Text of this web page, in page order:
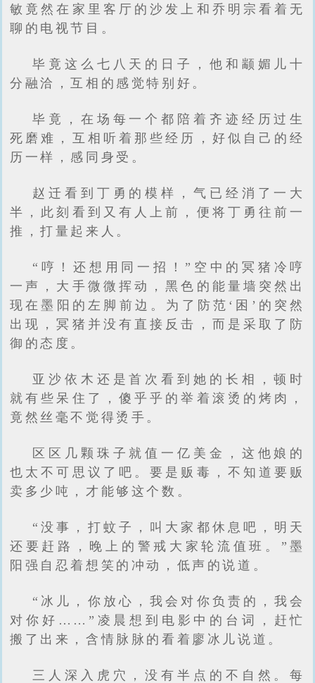
敏竟然在家里客厅的沙发上和乔明宗看着无
聊的电视节目。
毕竟这么七八天的日子，他和颛媚儿十
分融洽，互相的感觉特别好。
毕竟，在场每一个都陪着齐迹经历过生
死磨难，互相听着那些经历，好似自己的经
历一样，感同身受。
赵迁看到丁勇的模样，气已经消了一大
半，此刻看到又有人上前，便将丁勇往前一
推，打量起来人。
“哼！还想用同一招！”空中的冥猪冷哼
一声，大手微微挥动，黑色的能量墙突然出
现在墨阳的左脚前边。为了防范‘困’的突然
出现，冥猪并没有直接反击，而是采取了防
御的态度。
亚沙依木还是首次看到她的长相，顿时
就有些呆住了，傻乎乎的举着滚烫的烤肉，
竟然丝毫不觉得烫手。
区区几颗珠子就值一亿美金，这他娘的
也太不可思议了吧。要是贩毒，不知道要贩
卖多少吨，才能够这个数。
“没事，打蚊子，叫大家都休息吧，明天
还要赶路，晚上的警戒大家轮流值班。”墨
阳强自忍着想笑的冲动，低声的说道。
“冰儿，你放心，我会对你负责的，我会
对你好……”凌晨想到电影中的台词，赶忙
搬了出来，含情脉脉的看着廖冰儿说道。
三人深入虎穴，没有半点的不自然。每